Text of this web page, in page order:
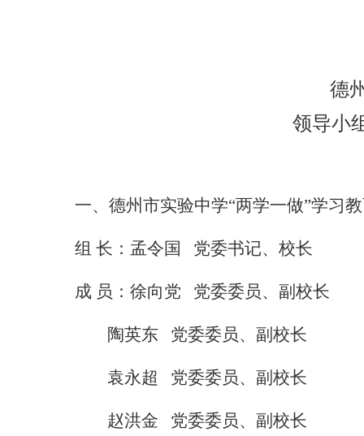
德
领导小
一、德州市实验中学“两学一做”学习
组 长：孟令国 党委书记、校长
成 员：徐向党 党委委员、副校长
陶英东 党委委员、副校长
袁永超 党委委员、副校长
赵洪金 党委委员、副校长